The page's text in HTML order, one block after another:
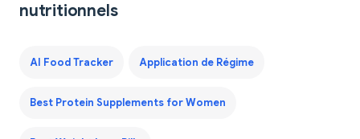
nutritionnels
AI Food Tracker Application de Régime
Best Protein Supplements for Women